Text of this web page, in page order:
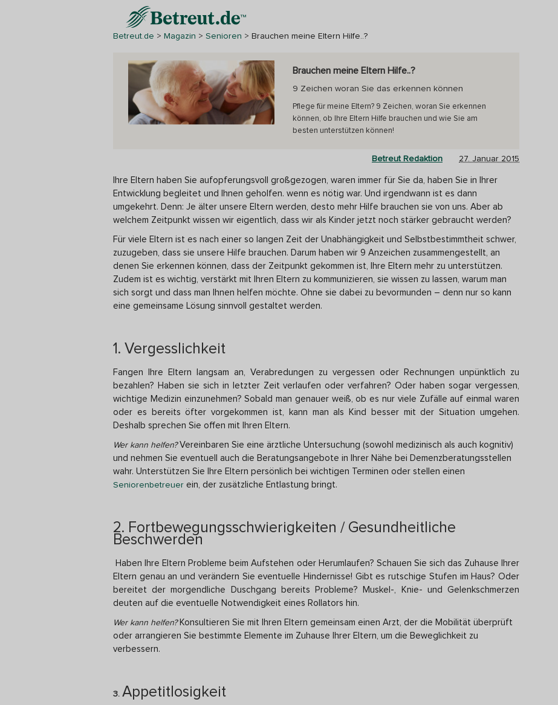
Betreut.de > Magazin > Senioren > Brauchen meine Eltern Hilfe..?
Brauchen meine Eltern Hilfe..?
9 Zeichen woran Sie das erkennen können
Pflege für meine Eltern? 9 Zeichen, woran Sie erkennen
können, ob Ihre Eltern Hilfe brauchen und wie Sie am
besten unterstützen können!
Betreut Redaktion 27. Januar 2015
Ihre Eltern haben Sie aufopferungsvoll großgezogen, waren immer für Sie da, haben Sie in Ihrer
Entwicklung begleitet und Ihnen geholfen. wenn es nötig war. Und irgendwann ist es dann
umgekehrt. Denn: Je älter unsere Eltern werden, desto mehr Hilfe brauchen sie von uns. Aber ab
welchem Zeitpunkt wissen wir eigentlich, dass wir als Kinder jetzt noch stärker gebraucht werden?
Für viele Eltern ist es nach einer so langen Zeit der Unabhängigkeit und Selbstbestimmtheit schwer,
zuzugeben, dass sie unsere Hilfe brauchen. Darum haben wir 9 Anzeichen zusammengestellt, an
denen Sie erkennen können, dass der Zeitpunkt gekommen ist, Ihre Eltern mehr zu unterstützen.
Zudem ist es wichtig, verstärkt mit Ihren Eltern zu kommunizieren, sie wissen zu lassen, warum man
sich sorgt und dass man Ihnen helfen möchte. Ohne sie dabei zu bevormunden – denn nur so kann
eine gemeinsame Lösung sinnvoll gestaltet werden.
1. Vergesslichkeit
Fangen Ihre Eltern langsam an, Verabredungen zu vergessen oder Rechnungen unpünktlich zu
bezahlen? Haben sie sich in letzter Zeit verlaufen oder verfahren? Oder haben sogar vergessen,
wichtige Medizin einzunehmen? Sobald man genauer weiß, ob es nur viele Zufälle auf einmal waren
oder es bereits öfter vorgekommen ist, kann man als Kind besser mit der Situation umgehen.
Deshalb sprechen Sie offen mit Ihren Eltern.
Wer kann helfen?Vereinbaren Sie eine ärztliche Untersuchung (sowohl medizinisch als auch kognitiv)
und nehmen Sie eventuell auch die Beratungsangebote in Ihrer Nähe bei Demenzberatungsstellen
wahr. Unterstützen Sie Ihre Eltern persönlich bei wichtigen Terminen oder stellen einen
Seniorenbetreuer ein, der zusätzliche Entlastung bringt.
2. Fortbewegungsschwierigkeiten / Gesundheitliche
Beschwerden
Haben Ihre Eltern Probleme beim Aufstehen oder Herumlaufen? Schauen Sie sich das Zuhause Ihrer
Eltern genau an und verändern Sie eventuelle Hindernisse! Gibt es rutschige Stufen im Haus? Oder
bereitet der morgendliche Duschgang bereits Probleme? Muskel-, Knie- und Gelenkschmerzen
deuten auf die eventuelle Notwendigkeit eines Rollators hin.
Wer kann helfen?Konsultieren Sie mit Ihren Eltern gemeinsam einen Arzt, der die Mobilität überprüft
oder arrangieren Sie bestimmte Elemente im Zuhause Ihrer Eltern, um die Beweglichkeit zu
verbessern.
3. Appetitlosigkeit